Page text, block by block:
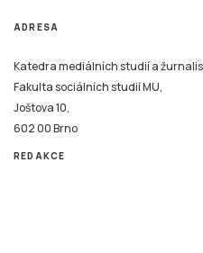
ADRESA
Katedra mediálních studií a
Fakulta sociálních studií MU,
Joštova 10,
602 00 Brno
REDAKCE